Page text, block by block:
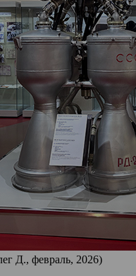
Д., февраль, 2026)